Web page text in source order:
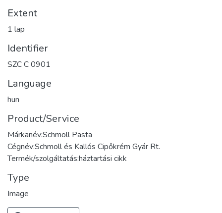
Extent
1 lap
Identifier
SZC C 0901
Language
hun
Product/Service
Márkanév:Schmoll Pasta
Cégnév:Schmoll és Kallós Cipőkrém Gyár Rt.
Termék/szolgáltatás:háztartási cikk
Type
Image